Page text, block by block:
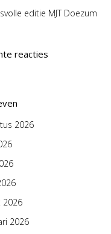
editie MJT Doezum
reacties
2026
2026
2026